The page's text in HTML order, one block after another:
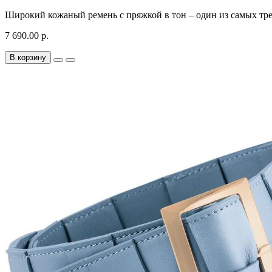
Широкий кожаный ремень с пряжкой в тон – один из самых
7 690.00 р.
В корзину